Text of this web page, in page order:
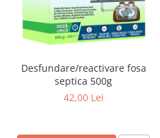
Desfundare/reactivare fosa
septica 500g
42,00 Lei